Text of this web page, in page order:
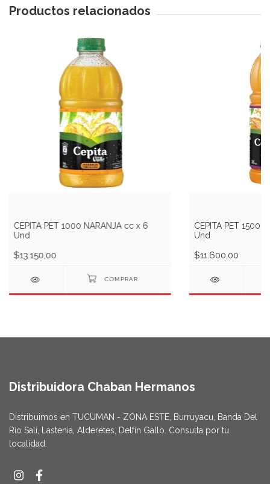
Productos relacionados
CEPITA PET 1000 NARANJA cc x 6
Und
$13.150,00
CEPITA PET 1500
Und
$11.600,00
Distribuidora Chaban Hermanos
Distribuimos en TUCUMAN - ZONA ESTE, Burruyacu, Banda Del
Río Sali, Lastenia, Alderetes, Delfín Gallo. Consulta por tu
localidad.